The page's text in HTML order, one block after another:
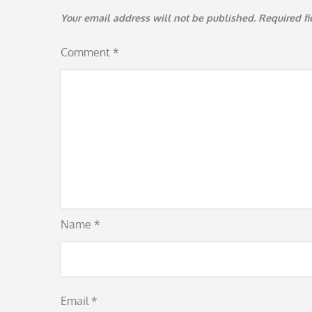
Your email address will not be published. Required
Comment *
Name *
Email *